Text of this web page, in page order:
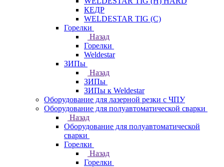
КЕДР
WELDESTAR TIG (С)
Горелки
Назад
Горелки
Weldestar
ЗИПы
Назад
ЗИПы
ЗИПы к Weldestar
Оборудование для лазерной резки с ЧПУ
Оборудование для полуавтоматической сварки
Назад
Оборудование для полуавтоматической
сварки
Горелки
Назад
Горелки